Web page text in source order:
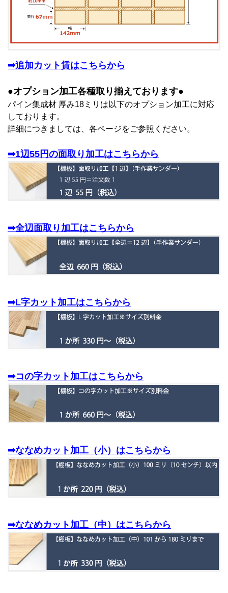
➡追加カット賃はこちらから
●オプション加工各種取り揃えております●
パイン集成材 厚み18ミリは以下のオプション加工に対応
しております。
詳細につきましては、各ページをご参照ください。
➡1辺55円の面取り加工はこちらから
➡全辺面取り加工はこちらから
➡L字カット加工はこちらから
➡コの字カット加工はこちらから
➡ななめカット加工（小）はこちらから
➡ななめカット加工（中）はこちらから